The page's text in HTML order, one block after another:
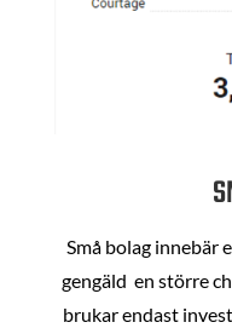
Små bolag innebär
gengäld en större
brukar endast